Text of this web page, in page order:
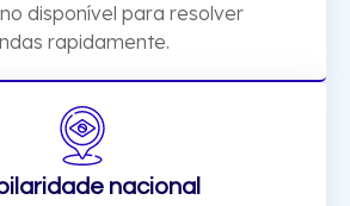
disponível para resolver
rapidamente.
nacional